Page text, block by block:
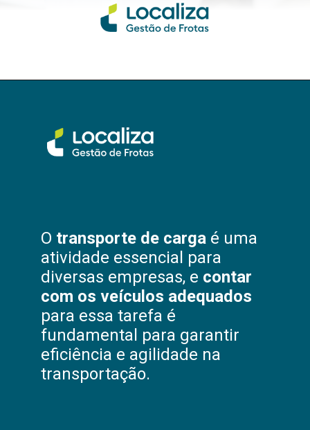
O transporte de cargaé uma
atividade essencial para
diversas empresas, e contar
com os veículos adequados
para essa tarefa é
fundamental para garantir
eficiência e agilidade na
transportação.